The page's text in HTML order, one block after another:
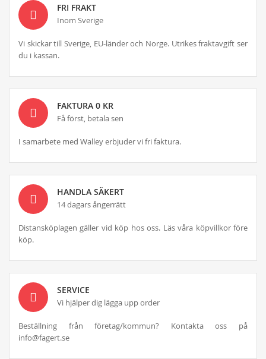
FRI FRAKT
Inom Sverige
Vi skickar till Sverige, EU-länder och Norge. Utrikes fraktavgift ser
du i kassan.
FAKTURA 0 KR
Få först, betala sen
I samarbete med Walley erbjuder vi fri faktura.
HANDLA SÄKERT
14 dagars ångerrätt
Distansköplagen gäller vid köp hos oss. Läs våra köpvillkor före
köp.
SERVICE
Vi hjälper dig lägga upp order
Beställning från företag/kommun? Kontakta oss på
info@fagert.se